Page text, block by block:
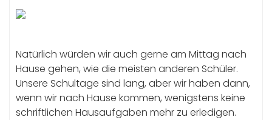
Natürlich würden wir auch gerne am Mittag nach
Hause gehen, wie die meisten anderen Schüler.
Unsere Schultage sind lang, aber wir haben dann,
wenn wir nach Hause kommen, wenigstens keine
schriftlichen Hausaufgaben mehr zu erledigen.